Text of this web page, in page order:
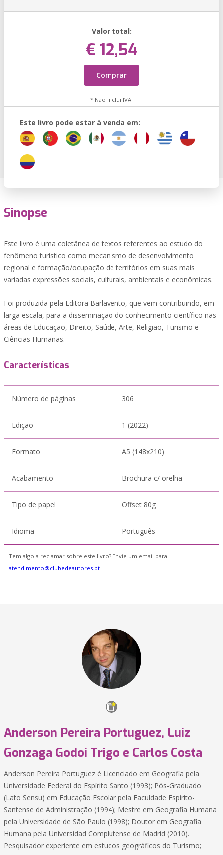
Valor total:
€ 12,54
Comprar
* Não inclui IVA.
Este livro pode estar à venda em:
Sinopse
Este livro é uma coletânea de textos referentes ao estudo do
fenômeno turístico como mecanismo de desenvolvimento
regional e formação/ocupação de territórios em suas mais
variadas expressões sociais, culturais, ambientais e econômicas.
Foi produzida pela Editora Barlavento, que vem contribuindo, em
larga escala, para a disseminação do conhecimento científico nas
áreas de Educação, Direito, Saúde, Arte, Religião, Turismo e
Ciências Humanas.
Características
Número de páginas 306
Edição 1 (2022)
Formato A5 (148x210)
Acabamento Brochura c/ orelha
Tipo de papel Offset 80g
Idioma Português
Tem algo a reclamar sobre este livro? Envie um email para
atendimento@clubedeautores.pt
Anderson Pereira Portuguez, Luiz
Gonzaga Godoi Trigo e Carlos Costa
Anderson Pereira Portuguez é Licenciado em Geografia pela
Universidade Federal do Espírito Santo (1993); Pós-Graduado
(Lato Sensu) em Educação Escolar pela Faculdade Espírito-
Santense de Administração (1994); Mestre em Geografia Humana
pela Universidade de São Paulo (1998); Doutor em Geografia
Humana pela Universidad Complutense de Madrid (2010).
Pesquisador experiente em estudos geográficos do Turismo;